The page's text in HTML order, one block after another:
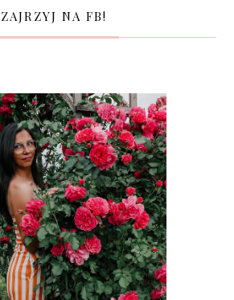
ZAJRZYJ NA FB!